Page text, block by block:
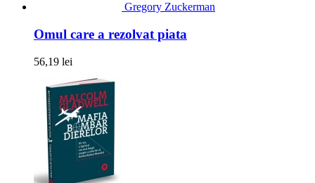
Gregory Zuckerman
Omul care a rezolvat piata
56,19 lei